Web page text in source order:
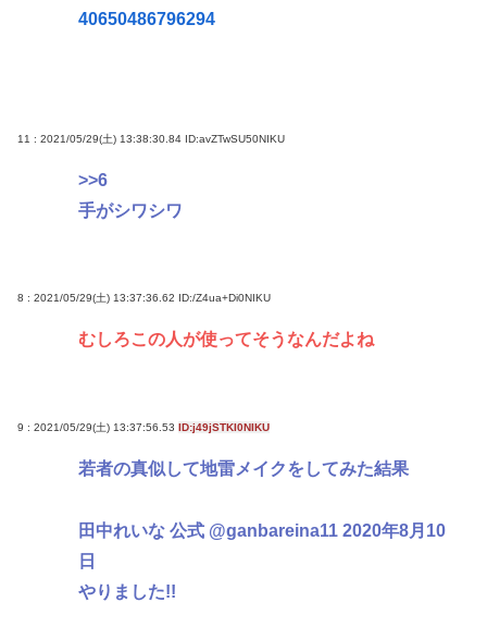
40650486796294
11 : 2021/05/29(土) 13:38:30.84 ID:avZTwSU50NIKU
>>6
手がシワシワ
8 : 2021/05/29(土) 13:37:36.62 ID:/Z4ua+Di0NIKU
むしろこの人が使ってそうなんだよね
9 : 2021/05/29(土) 13:37:56.53 ID:j49jSTKI0NIKU
若者の真似して地雷メイクをしてみた結果
田中れいな 公式 @ganbareina11 2020年8月10
日
やりました!!